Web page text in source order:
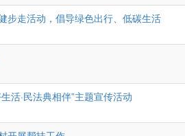
步走活动，倡导绿色出行、低碳生活
活·民法典相伴”主题宣传活动